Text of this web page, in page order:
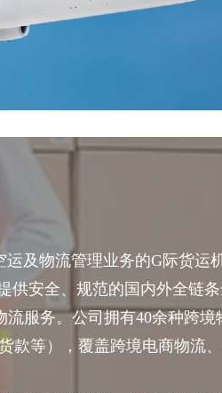
及物流管理业务的G际货运
安全、规范的国内外全链条
流服务。公司拥有40余种跨境
款等），覆盖跨境电商物流